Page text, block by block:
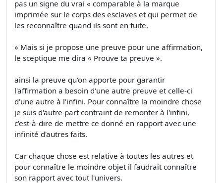
pas un signe du vrai « comparable à la marque
imprimée sur le corps des esclaves et qui permet de
les reconnaître quand ils sont en fuite.
» Mais si je propose une preuve pour une affirmation,
le sceptique me dira « Prouve ta preuve ».
ainsi la preuve qu'on apporte pour garantir
l'affirmation a besoin d'une autre preuve et celle-ci
d'une autre à l'infini. Pour connaître la moindre chose
je suis d'autre part contraint de remonter à l'infini,
c'est-à-dire de mettre ce donné en rapport avec une
infinité d'autres faits.
Car chaque chose est relative à toutes les autres et
pour connaître le moindre objet il faudrait connaître
son rapport avec tout l'univers.